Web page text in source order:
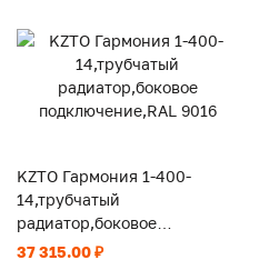
KZTO Гармония 1-400-
14,трубчатый
радиатор,боковое
подключение,RAL 9016
37 315.00 ₽